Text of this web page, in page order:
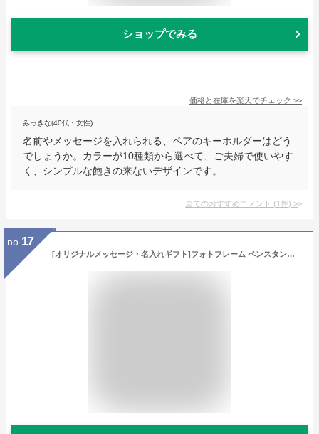
ショップでみる
価格と在庫を楽天でチェック >>
みっきな(40代・女性)
名前やメッセージを入れられる、ペアのキーホルダーはどう
でしょうか。カラーが10種類から選べて、ご夫婦で使いやす
く、シンプルな飽きの来ないデザインです。
全てのおすすめコメント (1件) >
no. 17
[オリジナルメッセージ・名入れギフト]フォトフレーム ペンスタンド[退職祝い おじいちゃん 敬老の日 贈り物 出産祝い 木製 友達 おじいさん 祖父祖母 赤ちゃん 孫の写真立て 誕生日プレゼント あかちゃん 写真たて 孫から ペン立て 文字入れ 名前入り カワイイ 特別感]